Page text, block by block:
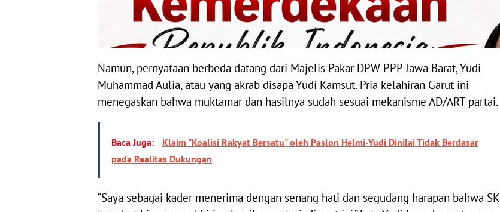
Namun, pernyataan berbeda datang dari Majelis Pakar DPW PPP Jawa Barat, Yudi
Muhammad Aulia, atau yang akrab disapa Yudi Kamsut. Pria kelahiran Garut ini
menegaskan bahwa muktamar dan hasilnya sudah sesuai mekanisme AD/ART partai.
Baca Juga:
Klaim "Koalisi Rakyat Bersatu" oleh Paslon Helmi-Yudi Dinilai Tidak Berdasar
pada Realitas Dukungan
“Saya sebagai kader menerima dengan senang hati dan segudang harapan bahwa SK